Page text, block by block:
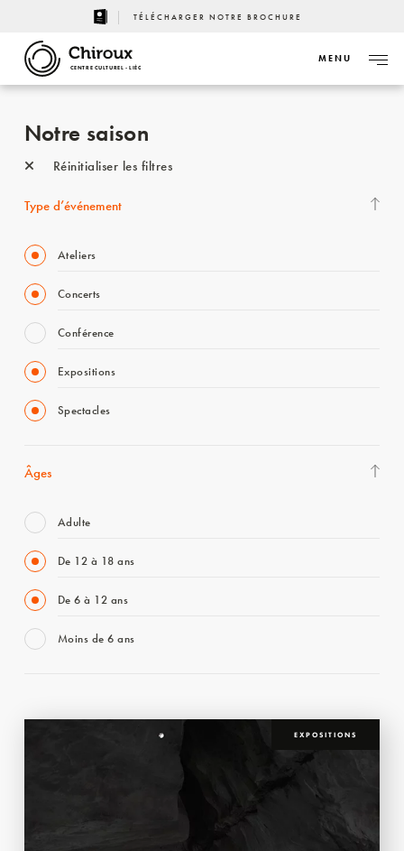
TÉLÉCHARGER NOTRE BROCHURE
CENTRE CULTUREL - LIÈGE
MENU
Notre saison
Réinitialiser les filtres
Type d’événement
Ateliers
Concerts
Conférence
Expositions
Spectacles
Âges
Adulte
De 12 à 18 ans
De 6 à 12 ans
Moins de 6 ans
EXPOSITIONS